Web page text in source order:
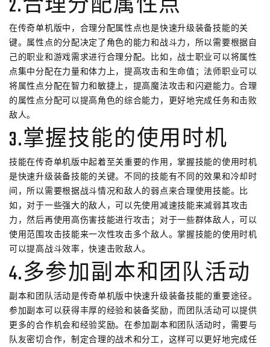
2.合理分配属性点
在传奇单机版中，合理分配属性点也是快速升级装备技能的关
键。属性点的分配决定了角色的能力和战斗力，所以需要根据自
己的职业和游戏需求进行合理分配。比如，战士职业可以将属性
点集中分配在力量和体力上，提高攻击和生命值；法师职业可以
将属性点分配在智力和敏捷上，提高魔法攻击和闪避能力。合理
的属性点分配可以提高角色的综合能力，更好地完成任务和击败
敌人。
3.掌握技能的使用时机
技能在传奇单机版中起着至关重要的作用，掌握技能的使用时机
是快速升级装备技能的关键。不同的技能有不同的效果和冷却时
间，所以需要根据战斗情况和敌人的弱点来合理使用技能。比
如，对于一些强大的敌人，可以先使用减速技能来减弱其攻击
力，然后再使用高伤害技能进行攻击；对于一些群体敌人，可以
使用范围攻击技能来一次性攻击多个敌人。掌握技能的使用时机
可以提高战斗效率，快速击败敌人。
4.多参加副本和团队活动
副本和团队活动是传奇单机版中快速升级装备技能的重要途径。
参加副本可以获得丰厚的经验和装备奖励，而团队活动可以提供
更多的合作机会和经验奖励。在参加副本和团队活动时，需要与
队友密切合作，制定合理的战术和分工，这样可以更好地完成任